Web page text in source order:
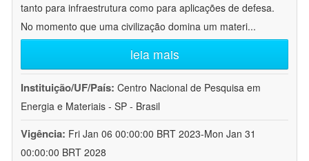
tanto para infraestrutura como para aplicações de defesa.
No momento que uma civilização domina um materi...
leia mais
Instituição/UF/País: Centro Nacional de Pesquisa em
Energia e Materiais - SP - Brasil
Vigência: Fri Jan 06 00:00:00 BRT 2023-Mon Jan 31
00:00:00 BRT 2028